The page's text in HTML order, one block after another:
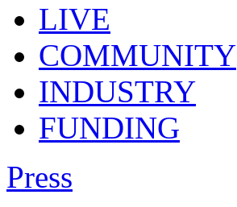
LIVE
COMMUNITY
INDUSTRY
FUNDING
Press